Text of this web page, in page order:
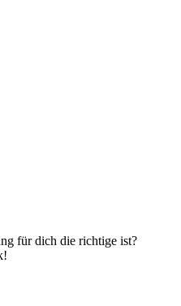
für dich die richtige ist?